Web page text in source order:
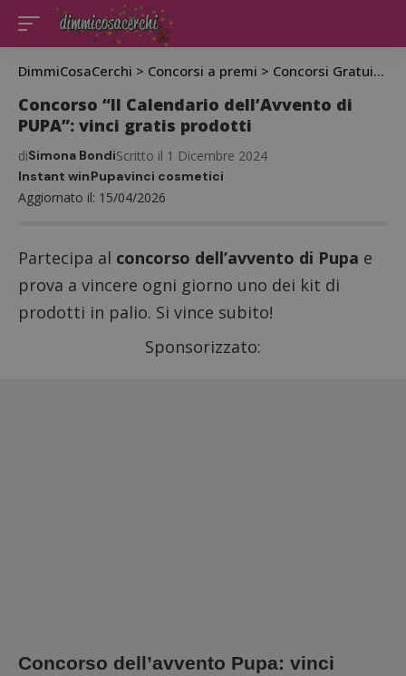
DimmiCosaCerchi > Concorsi a premi > Concorsi Gratuiti >
Concorso “Il Calendario dell’Avvento di
PUPA”: vinci gratis prodotti
Aggiornato il: 15/04/2026
diSimona BondiScritto il 1 Dicembre 2024
Instant winPupavinci cosmetici
Partecipa al concorso dell’avvento di Pupa e
prova a vincere ogni giorno uno dei kit di
prodotti in palio. Si vince subito!
Sponsorizzato:
Concorso dell’avvento Pupa: vinci